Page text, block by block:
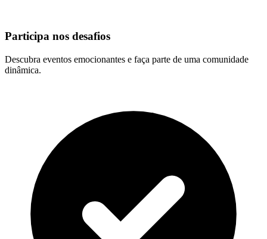
Participa nos desafios
Descubra eventos emocionantes e faça parte de uma comunidade
dinâmica.